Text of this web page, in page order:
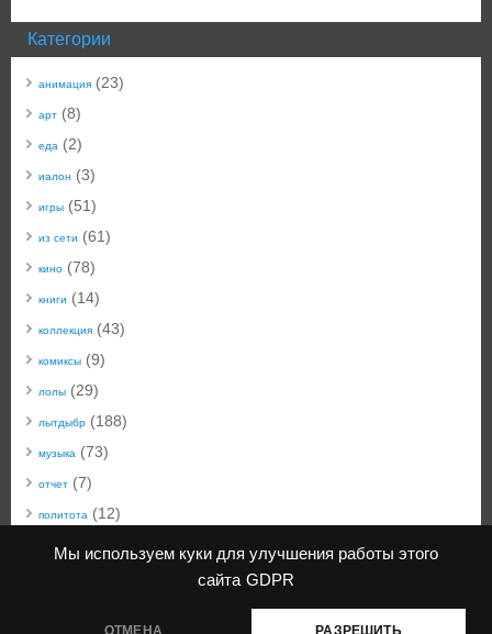
Мы используем куки для улучшения работы этого
сайта GDPR
ОТМЕНА РАЗРЕШИТЬ
Категории
анимация (23)
арт (8)
еда (2)
иалон (3)
игры (51)
из сети (61)
кино (78)
книги (14)
коллекция (43)
комиксы (9)
лолы (29)
лытдыбр (188)
музыка (73)
отчет (7)
политота (12)
техноблог